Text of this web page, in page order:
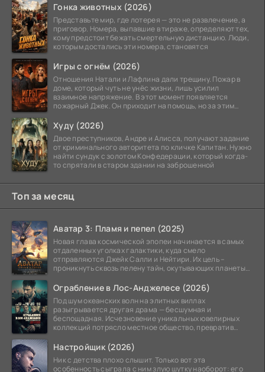
Гонка животных (2026)
Представьте мир, где лотерея — это не развлечение, а
приговор. Номера, выпавшие в тираже, определяют тех,
кому предстоит бежать смертельную дистанцию. Люди,
которым достались эти номера, становятся
Игры с огнём (2026)
Отношения Натали и Лафлина дали трещину. Пожар в
доме, который чуть не унёс жизни, лишь усилил
взаимное напряжение. В этот момент появляется
пожарный Джек. Он приходит на помощь, но за этим
Худу (2026)
Двое преступников, Андре и Алисса, получают задание
от криминального авторитета по кличке Капитан. Нужно
найти сундук с золотом Конфедерации, который когда-
то спрятали в старом здании на заброшенной
Топ за месяц
Аватар 3: Пламя и пепел (2025)
Новая глава космической эпопеи начинается в самых
отдаленных уголках галактики, куда смело
отправляются Джейк Салли и Нейтири. Их цель –
проникнуть сквозь пелену тайн, окутывающих планеты
Ограбление в Лос-Анджелесе (2026)
Под шум океанских волн на элитных виллах
разыгрывается другая драма — бесшумная и
беспощадная. Исчезновение уникальных ювелирных
коллекций потрясло местное общество, превратив
Настройщик (2026)
Ник с детства плохо слышит. Только вот эта
особенность сыграла с ним злую шутку наоборот: его